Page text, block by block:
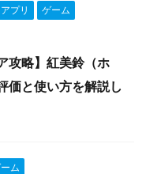
アプリ
ゲーム
攻略】紅美鈴（ホ
価と使い方を解説し
ム